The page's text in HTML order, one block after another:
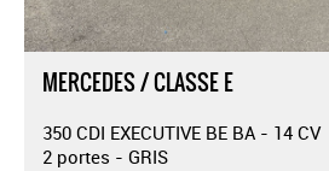
MERCEDES / CLASSE E
350 CDI EXECUTIVE BE BA - 14 CV
2 portes - GRIS